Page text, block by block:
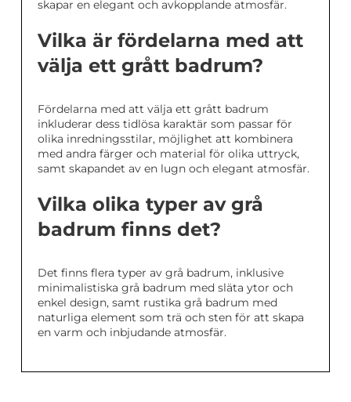
skapar en elegant och avkopplande atmosfär.
Vilka är fördelarna med att
välja ett grått badrum?
Fördelarna med att välja ett grått badrum
inkluderar dess tidlösa karaktär som passar för
olika inredningsstilar, möjlighet att kombinera
med andra färger och material för olika uttryck,
samt skapandet av en lugn och elegant atmosfär.
Vilka olika typer av grå
badrum finns det?
Det finns flera typer av grå badrum, inklusive
minimalistiska grå badrum med släta ytor och
enkel design, samt rustika grå badrum med
naturliga element som trä och sten för att skapa
en varm och inbjudande atmosfär.